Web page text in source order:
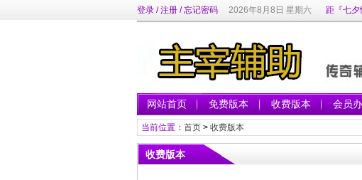
登录/注册/忘记密码 2026年8月8日 星期六 距『七夕
网站首页 免费版本 收费版本 会员
当前位置： 首页> 收费版本
收费版本